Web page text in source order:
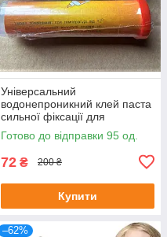
Універсальний
водонепроникний клей паста
сильної фіксації для
швидкого ремонту Extra Fix
Glue
Готово до відправки 95 од.
72 ₴ 200 ₴
Купити
–62%